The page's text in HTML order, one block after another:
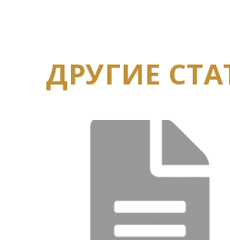
ДРУГИЕ